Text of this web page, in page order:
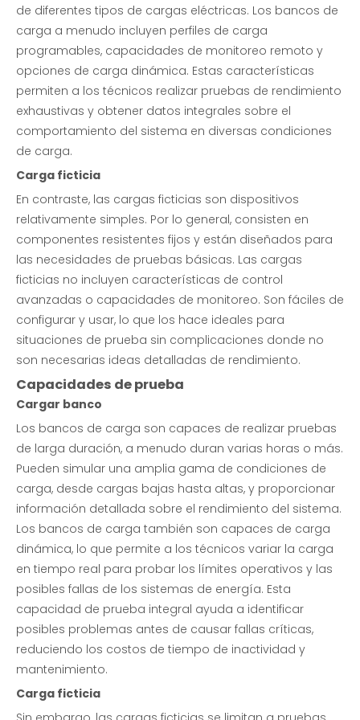
de diferentes tipos de cargas eléctricas. Los bancos de
carga a menudo incluyen perfiles de carga
programables, capacidades de monitoreo remoto y
opciones de carga dinámica. Estas características
permiten a los técnicos realizar pruebas de rendimiento
exhaustivas y obtener datos integrales sobre el
comportamiento del sistema en diversas condiciones
de carga.
Carga ficticia
En contraste, las cargas ficticias son dispositivos
relativamente simples. Por lo general, consisten en
componentes resistentes fijos y están diseñados para
las necesidades de pruebas básicas. Las cargas
ficticias no incluyen características de control
avanzadas o capacidades de monitoreo. Son fáciles de
configurar y usar, lo que los hace ideales para
situaciones de prueba sin complicaciones donde no
son necesarias ideas detalladas de rendimiento.
Capacidades de prueba
Cargar banco
Los bancos de carga son capaces de realizar pruebas
de larga duración, a menudo duran varias horas o más.
Pueden simular una amplia gama de condiciones de
carga, desde cargas bajas hasta altas, y proporcionar
información detallada sobre el rendimiento del sistema.
Los bancos de carga también son capaces de carga
dinámica, lo que permite a los técnicos variar la carga
en tiempo real para probar los límites operativos y las
posibles fallas de los sistemas de energía. Esta
capacidad de prueba integral ayuda a identificar
posibles problemas antes de causar fallas críticas,
reduciendo los costos de tiempo de inactividad y
mantenimiento.
Carga ficticia